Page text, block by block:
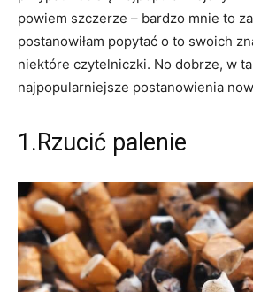
powiem szczerze – bardzo mnie to
postanowiłam popytać o to swoich
niektóre czytelniczki. No dobrze, w
najpopularniejsze postanowienia
1.Rzucić palenie